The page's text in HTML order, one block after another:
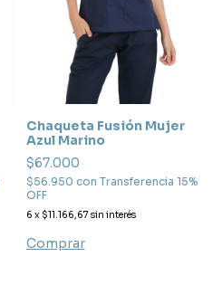
Chaqueta Fusión Mujer
Azul Marino
$67.000
$56.950 con Transferencia 15%
OFF
6 x $11.166,67 sin interés
Comprar